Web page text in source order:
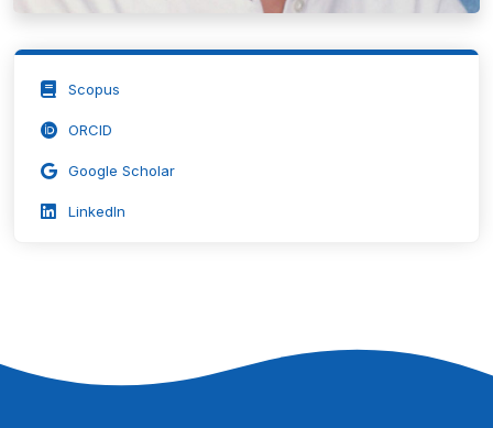
Scopus
ORCID
Google Scholar
LinkedIn